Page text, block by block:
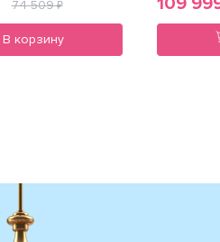
74 509₽
В корзину